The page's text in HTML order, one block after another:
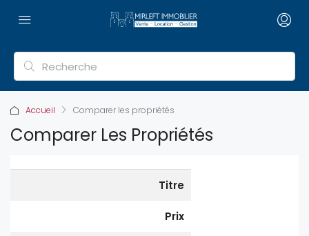
Accueil Comparer les propriétés
Comparer Les Propriétés
Titre
Prix